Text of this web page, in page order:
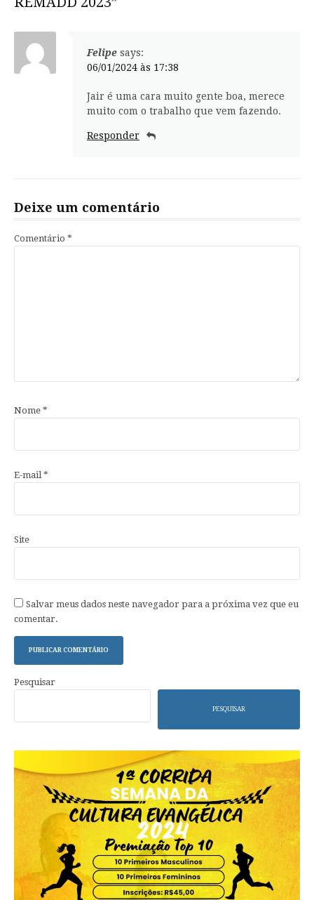
Felipe says:
06/01/2024 às 17:38
Jair é uma cara muito gente boa, merece
muito com o trabalho que vem fazendo.
Responder
Deixe um comentário
Comentário *
Nome *
E-mail *
Site
Salvar meus dados neste navegador para a próxima vez que eu
comentar.
Pesquisar
PESQUISAR